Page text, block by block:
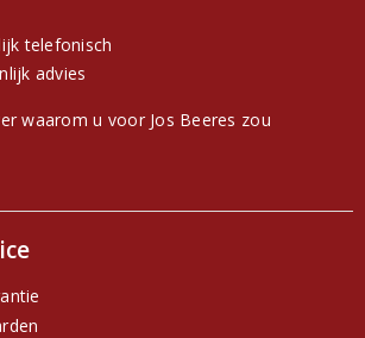
telefonisch
advies
waarom u voor Jos Beeres zou